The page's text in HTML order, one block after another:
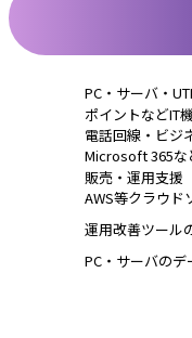
PC・サーバ・
ポイントなどIT
電話回線・ビジ
Microsoft 365な
販売・運用支援
AWS等クラウド
運用改善ツール
PC・サーバのデ